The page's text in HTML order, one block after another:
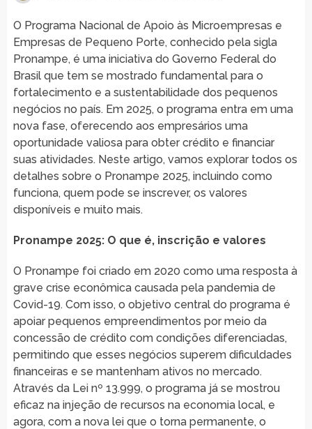
O Programa Nacional de Apoio às Microempresas e
Empresas de Pequeno Porte, conhecido pela sigla
Pronampe, é uma iniciativa do Governo Federal do
Brasil que tem se mostrado fundamental para o
fortalecimento e a sustentabilidade dos pequenos
negócios no país. Em 2025, o programa entra em uma
nova fase, oferecendo aos empresários uma
oportunidade valiosa para obter crédito e financiar
suas atividades. Neste artigo, vamos explorar todos os
detalhes sobre o Pronampe 2025, incluindo como
funciona, quem pode se inscrever, os valores
disponíveis e muito mais.
Pronampe 2025: O que é, inscrição e valores
O Pronampe foi criado em 2020 como uma resposta à
grave crise econômica causada pela pandemia de
Covid-19. Com isso, o objetivo central do programa é
apoiar pequenos empreendimentos por meio da
concessão de crédito com condições diferenciadas,
permitindo que esses negócios superem dificuldades
financeiras e se mantenham ativos no mercado.
Através da Lei nº 13.999, o programa já se mostrou
eficaz na injeção de recursos na economia local, e
agora, com a nova lei que o torna permanente, o